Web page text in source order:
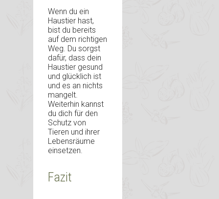
Wenn du ein
Haustier hast,
bist du bereits
auf dem richtigen
Weg. Du sorgst
dafür, dass dein
Haustier gesund
und glücklich ist
und es an nichts
mangelt.
Weiterhin kannst
du dich für den
Schutz von
Tieren und ihrer
Lebensräume
einsetzen.
Fazit